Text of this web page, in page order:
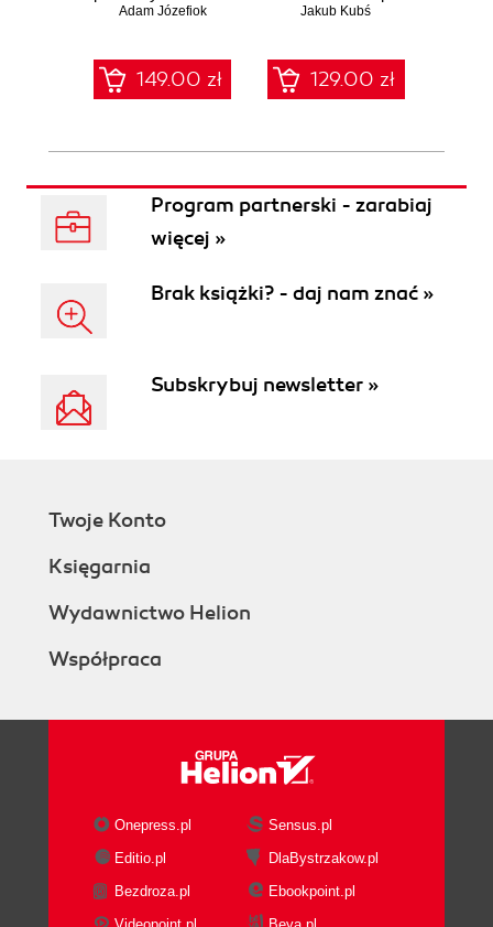
Adam Józefiok
149.00 zł
ciemnej stronie
Jakub Kubś
129.00 zł
Program partnerski - zarabiaj
więcej »
Brak książki? - daj nam znać »
Subskrybuj newsletter »
Twoje Konto
Księgarnia
Wydawnictwo Helion
Współpraca
Onepress.pl
Sensus.pl
Editio.pl
DlaBystrzakow.pl
Bezdroza.pl
Ebookpoint.pl